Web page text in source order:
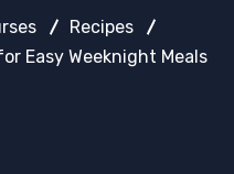
Recipes
Easy Weeknight Meals